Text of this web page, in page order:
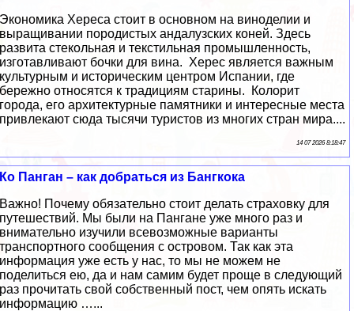
Экономика Хереса стоит в основном на виноделии и
выращивании породистых андалузских коней. Здесь
развита стекольная и текстильная промышленность,
изготавливают бочки для вина. Херес является важным
культурным и историческим центром Испании, где
бережно относятся к традициям старины. Колорит
города, его архитектурные памятники и интересные места
привлекают сюда тысячи туристов из многих стран мира....
14 07 2026 8:18:47
Ко Панган – как добраться из Бангкока
Важно! Почему обязательно стоит делать страховку для
путешествий. Мы были на Пангане уже много раз и
внимательно изучили всевозможные варианты
транспортного сообщения с островом. Так как эта
информация уже есть у нас, то мы не можем не
поделиться ею, да и нам самим будет проще в следующий
раз прочитать свой собственный пост, чем опять искать
информацию …...